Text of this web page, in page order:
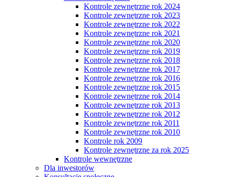
Kontrole zewnętrzne rok 2024
Kontrole zewnętrzne rok 2023
Kontrole zewnętrzne rok 2022
Kontrole zewnętrzne rok 2021
Kontrole zewnętrzne rok 2020
Kontrole zewnętrzne rok 2019
Kontrole zewnętrzne rok 2018
Kontrole zewnętrzne rok 2017
Kontrole zewnętrzne rok 2016
Kontrole zewnętrzne rok 2015
Kontrole zewnętrzne rok 2014
Kontrole zewnętrzne rok 2013
Kontrole zewnętrzne rok 2012
Kontrole zewnętrzne rok 2011
Kontrole zewnętrzne rok 2010
Kontrole rok 2009
Kontrole zewnętrzne za rok 2025
Kontrole wewnętrzne
Dla inwestorów